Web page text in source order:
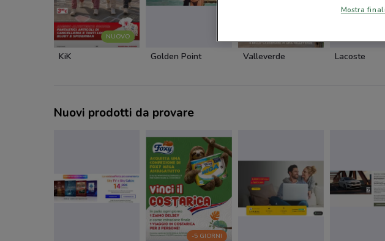
NUOVO
KiK Golden Point Valleverde Lacoste
Nuovi prodotti da provare
-5 GIORNI
Mostra